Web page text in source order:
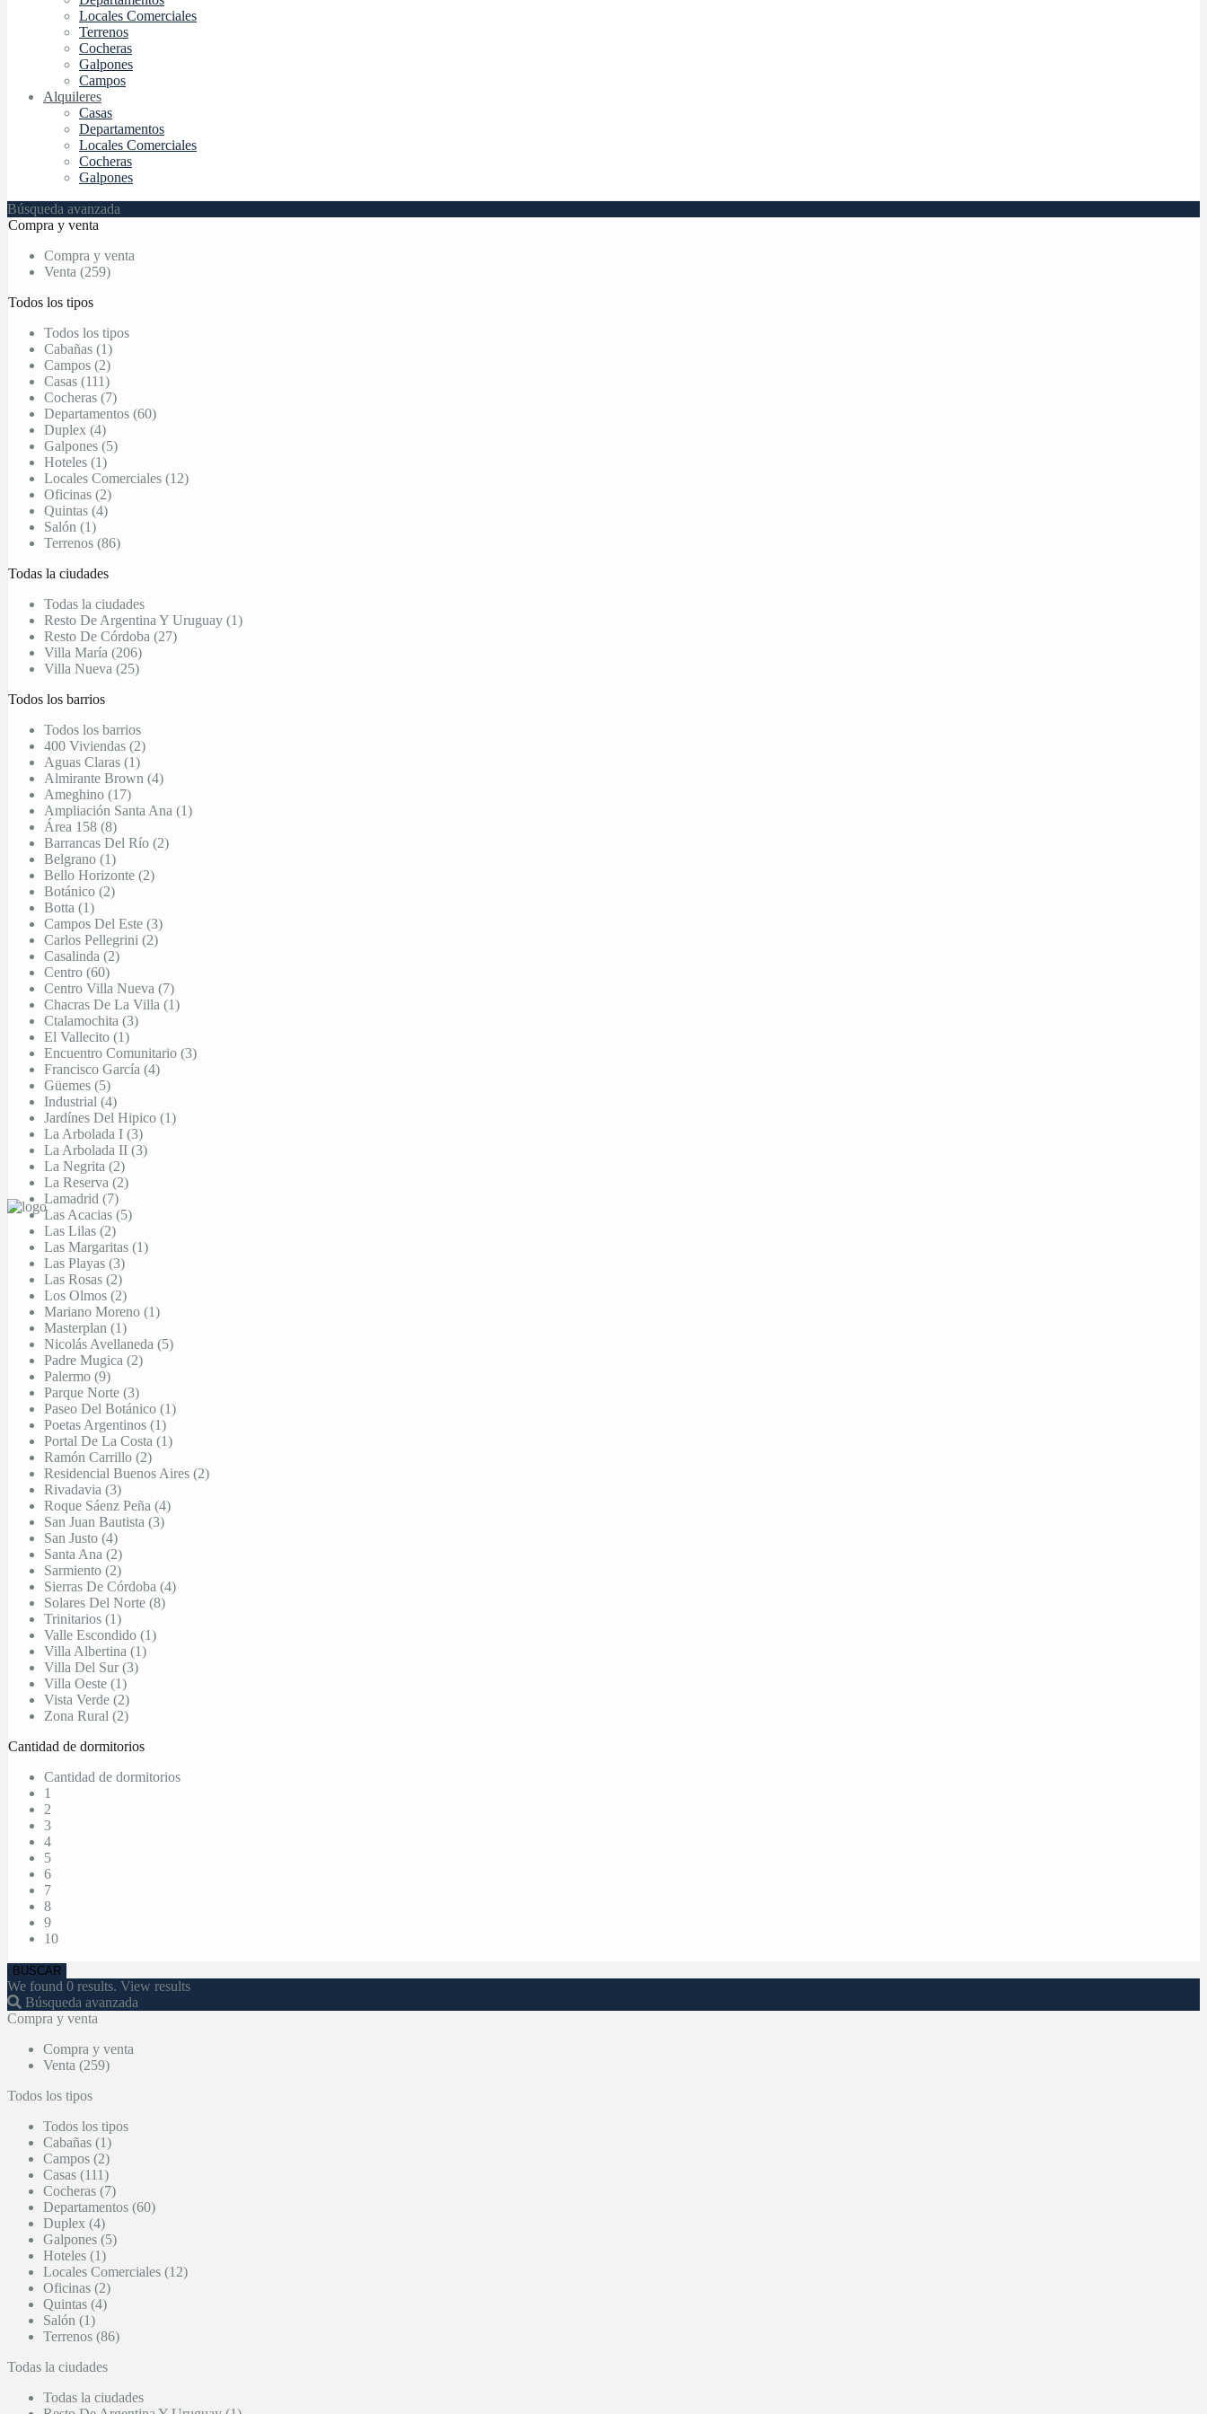
Locales Comerciales
Terrenos
Cocheras
Galpones
Campos
Alquileres
Casas
Departamentos
Locales Comerciales
Cocheras
Galpones
Búsqueda avanzada
Compra y venta
Compra y venta
Venta (259)
Todos los tipos
Todos los tipos
Cabañas (1)
Campos (2)
Casas (111)
Cocheras (7)
Departamentos (60)
Duplex (4)
Galpones (5)
Hoteles (1)
Locales Comerciales (12)
Oficinas (2)
Quintas (4)
Salón (1)
Terrenos (86)
Todas la ciudades
Todas la ciudades
Resto De Argentina Y Uruguay (1)
Resto De Córdoba (27)
Villa María (206)
Villa Nueva (25)
Todos los barrios
Todos los barrios
400 Viviendas (2)
Aguas Claras (1)
Almirante Brown (4)
Ameghino (17)
Ampliación Santa Ana (1)
Área 158 (8)
Barrancas Del Río (2)
Belgrano (1)
Bello Horizonte (2)
Botánico (2)
Botta (1)
Campos Del Este (3)
Carlos Pellegrini (2)
Casalinda (2)
Centro (60)
Centro Villa Nueva (7)
Chacras De La Villa (1)
Ctalamochita (3)
El Vallecito (1)
Encuentro Comunitario (3)
Francisco García (4)
Güemes (5)
Industrial (4)
Jardínes Del Hipico (1)
La Arbolada I (3)
La Arbolada II (3)
La Negrita (2)
La Reserva (2)
Lamadrid (7)
Las Acacias (5)
Las Lilas (2)
Las Margaritas (1)
Las Playas (3)
Las Rosas (2)
Los Olmos (2)
Mariano Moreno (1)
Masterplan (1)
Nicolás Avellaneda (5)
Padre Mugica (2)
Palermo (9)
Parque Norte (3)
Paseo Del Botánico (1)
Poetas Argentinos (1)
Portal De La Costa (1)
Ramón Carrillo (2)
Residencial Buenos Aires (2)
Rivadavia (3)
Roque Sáenz Peña (4)
San Juan Bautista (3)
San Justo (4)
Santa Ana (2)
Sarmiento (2)
Sierras De Córdoba (4)
Solares Del Norte (8)
Trinitarios (1)
Valle Escondido (1)
Villa Albertina (1)
Villa Del Sur (3)
Villa Oeste (1)
Vista Verde (2)
Zona Rural (2)
Cantidad de dormitorios
Cantidad de dormitorios
1
2
3
4
5
6
7
8
9
10
We found 0 results. View results
Búsqueda avanzada
Compra y venta
Compra y venta
Venta (259)
Todos los tipos
Todos los tipos
Cabañas (1)
Campos (2)
Casas (111)
Cocheras (7)
Departamentos (60)
Duplex (4)
Galpones (5)
Hoteles (1)
Locales Comerciales (12)
Oficinas (2)
Quintas (4)
Salón (1)
Terrenos (86)
Todas la ciudades
Todas la ciudades